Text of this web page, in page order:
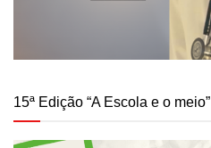
15ª Edição “A Escola e o meio”